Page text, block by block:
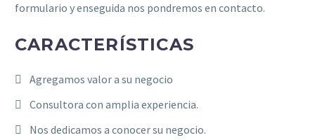
formulario y enseguida nos pondremos en contacto.
CARACTERÍSTICAS
Agregamos valor a su negocio
Consultora con amplia experiencia.
Nos dedicamos a conocer su negocio.